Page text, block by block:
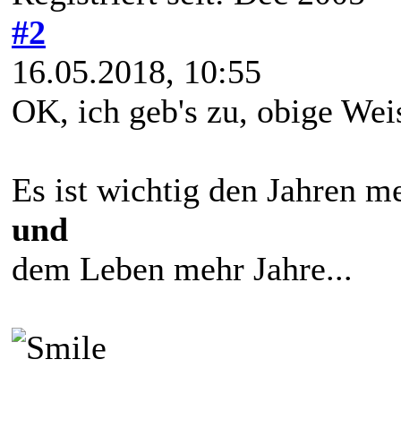
#2
16.05.2018, 10:55
OK, ich geb's zu, obige
Es ist wichtig den Jahren
und
dem Leben mehr Jahre...